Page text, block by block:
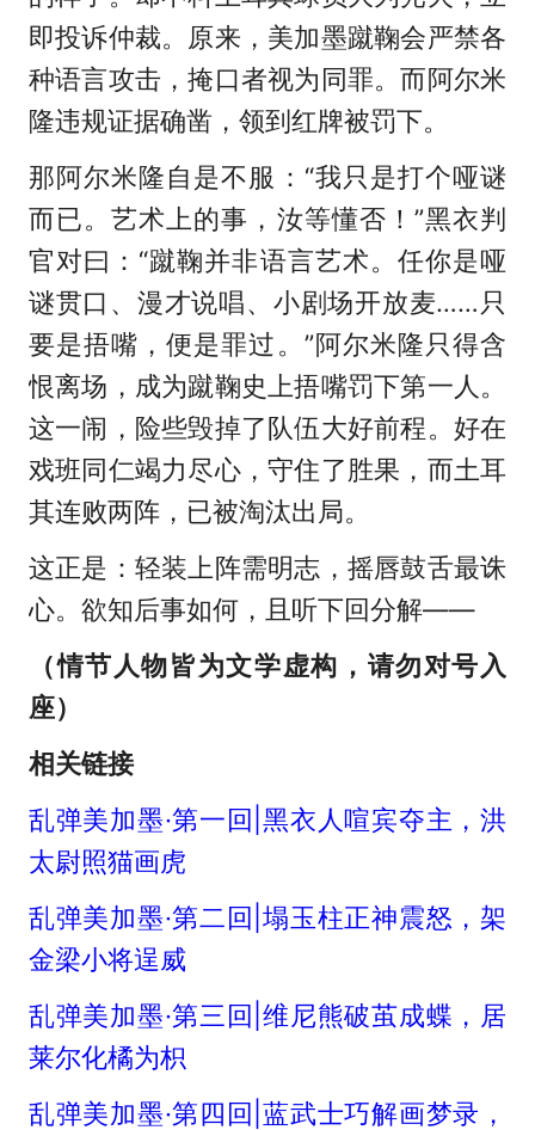
即投诉仲裁。原来，美加墨蹴鞠会严禁各
种语言攻击，掩口者视为同罪。而阿尔米
隆违规证据确凿，领到红牌被罚下。
那阿尔米隆自是不服：“我只是打个哑谜
而已。艺术上的事，汝等懂否！”黑衣判
官对曰：“蹴鞠并非语言艺术。任你是哑
谜贯口、漫才说唱、小剧场开放麦……只
要是捂嘴，便是罪过。”阿尔米隆只得含
恨离场，成为蹴鞠史上捂嘴罚下第一人。
这一闹，险些毁掉了队伍大好前程。好在
戏班同仁竭力尽心，守住了胜果，而土耳
其连败两阵，已被淘汰出局。
这正是：轻装上阵需明志，摇唇鼓舌最诛
心。欲知后事如何，且听下回分解——
（情节人物皆为文学虚构，请勿对号入
座）
相关链接
乱弹美加墨·第一回|黑衣人喧宾夺主，洪
太尉照猫画虎
乱弹美加墨·第二回|塌玉柱正神震怒，架
金梁小将逞威
乱弹美加墨·第三回|维尼熊破茧成蝶，居
莱尔化橘为枳
乱弹美加墨·第四回|蓝武士巧解画梦录，